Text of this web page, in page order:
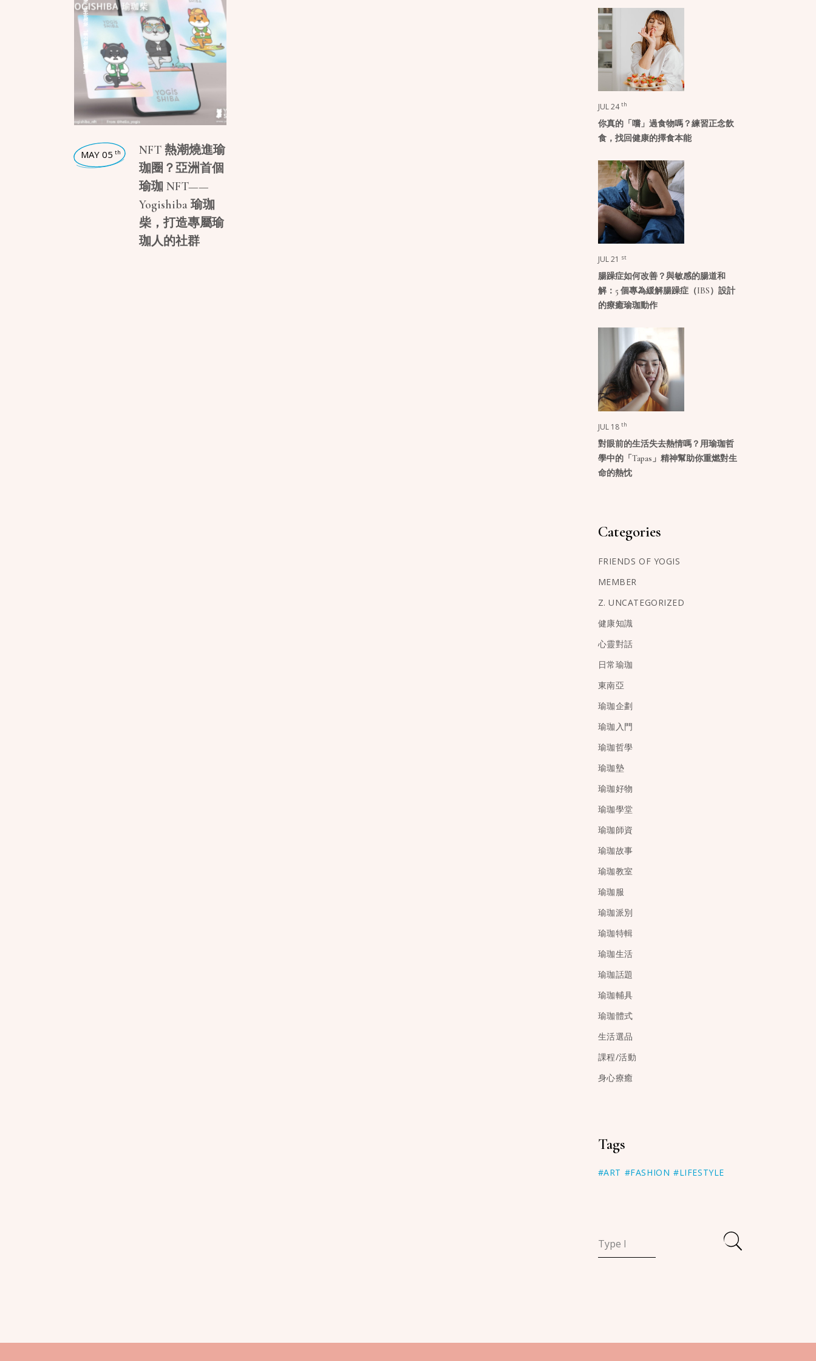
瑜珈話題
瑜珈企劃
瑜珈特輯
MAY 05 th
NFT 熱潮燒進瑜
珈圈？亞洲首個
瑜珈 NFT——
Yogishiba 瑜珈
柴，打造專屬瑜
珈人的社群
JUL 24 th
你真的「嚐」過食物嗎？練習正念飲
食，找回健康的擇食本能
JUL 21 st
腸躁症如何改善？與敏感的腸道和
解：5 個專為緩解腸躁症（IBS）設計
的療癒瑜珈動作
JUL 18 th
對眼前的生活失去熱情嗎？用瑜珈哲
學中的「Tapas」精神幫助你重燃對生
命的熱忱
Categories
FRIENDS OF YOGIS
MEMBER
Z. UNCATEGORIZED
健康知識
心靈對話
日常瑜珈
東南亞
瑜珈企劃
瑜珈入門
瑜珈哲學
瑜珈墊
瑜珈好物
瑜珈學堂
瑜珈師資
瑜珈故事
瑜珈教室
瑜珈服
瑜珈派別
瑜珈特輯
瑜珈生活
瑜珈話題
瑜珈輔具
瑜珈體式
生活選品
課程/活動
身心療癒
Tags
#ART #FASHION #LIFESTYLE